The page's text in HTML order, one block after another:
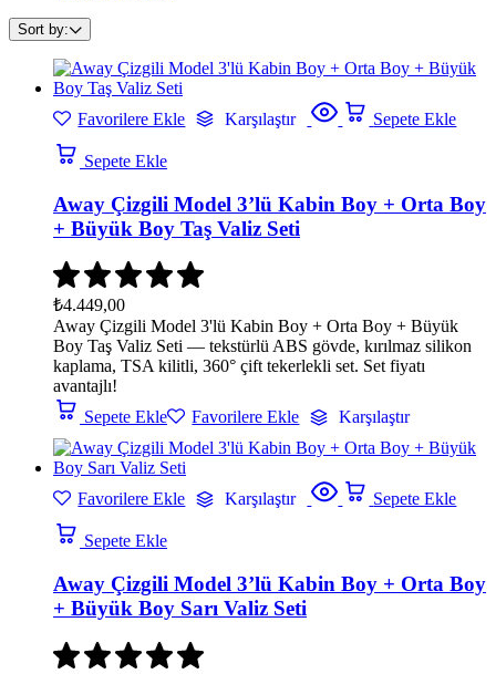
Sort by:
Favorilere Ekle Karşılaştır Sepete Ekle
Sepete Ekle
Away Çizgili Model 3’lü Kabin Boy + Orta Boy
+ Büyük Boy Taş Valiz Seti
₺4.449,00
Away Çizgili Model 3'lü Kabin Boy + Orta Boy + Büyük
Boy Taş Valiz Seti — tekstürlü ABS gövde, kırılmaz silikon
kaplama, TSA kilitli, 360° çift tekerlekli set. Set fiyatı
avantajlı!
Sepete Ekle
Favorilere Ekle Karşılaştır
Favorilere Ekle Karşılaştır Sepete Ekle
Sepete Ekle
Away Çizgili Model 3’lü Kabin Boy + Orta Boy
+ Büyük Boy Sarı Valiz Seti